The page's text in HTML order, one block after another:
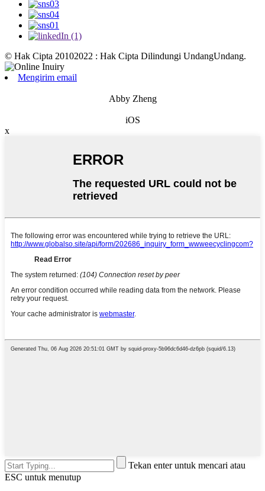
© Hak Cipta 20102022 : Hak Cipta Dilindungi UndangUndang.
Mengirim email
Abby Zheng
iOS
x
Tekan enter untuk mencari atau
ESC untuk menutup